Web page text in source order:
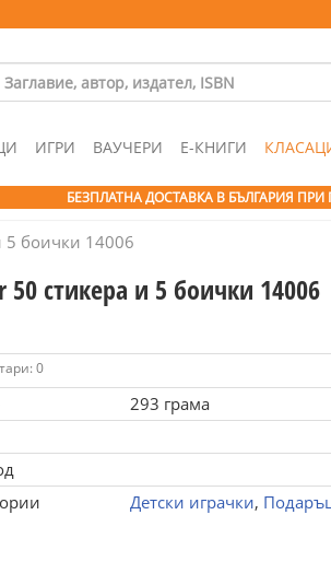
ИГРИ ВАУЧЕРИ Е-КНИГИ
БЕЗПЛАТНА ДОСТАВКА В БЪЛГАРИЯ ПРИ
5 боички 14006
50 стикера и 5 боички 14006
0
293 грама
Детски играчки,